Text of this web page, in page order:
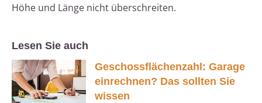
Höhe und Länge nicht überschreiten.
Lesen Sie auch
Geschossflächenzahl: Garage
einrechnen? Das sollten Sie
wissen